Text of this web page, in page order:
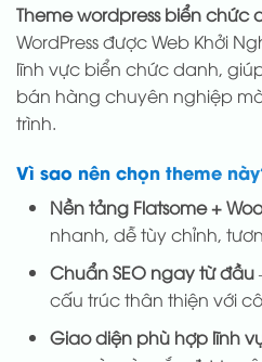
Theme wordpress biển chức
WordPress được Web Khởi
lĩnh vực biển chức danh,
bán hàng chuyên nghiệp
trình.
Vì sao nên chọn theme
Nền tảng Flatsome +
nhanh, dễ tùy chỉnh,
Chuẩn SEO ngay từ đầu
cấu trúc thân thiện với
Giao diện phù hợp lĩnh